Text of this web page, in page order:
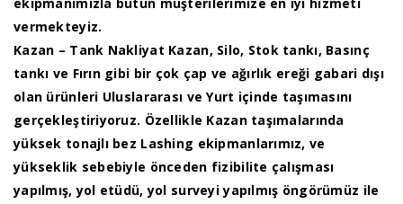
ekipmanımızla bütün müşterilerimize en iyi hizmeti
vermekteyiz.
Kazan – Tank Nakliyat Kazan, Silo, Stok tankı, Basınç
tankı ve Fırın gibi bir çok çap ve ağırlık ereği gabari dışı
olan ürünleri Uluslararası ve Yurt içinde taşımasını
gerçekleştiriyoruz. Özellikle Kazan taşımalarında
yüksek tonajlı bez Lashing ekipmanlarımız, ve
yükseklik sebebiyle önceden fizibilite çalışması
yapılmış, yol etüdü, yol surveyi yapılmış öngörümüz ile